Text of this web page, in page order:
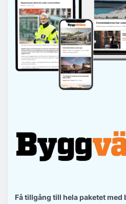
Få tillgång till hela paketet med